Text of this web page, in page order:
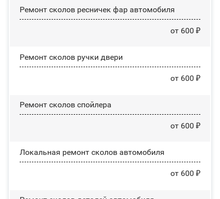
Ремонт сколов ресничек фар автомобиля
от 600 ₽
Ремонт сколов ручки двери
от 600 ₽
Ремонт сколов спойлера
от 600 ₽
Локальная ремонт сколов автомобиля
от 600 ₽